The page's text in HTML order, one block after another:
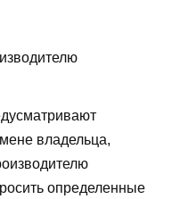
владельца,
определенные